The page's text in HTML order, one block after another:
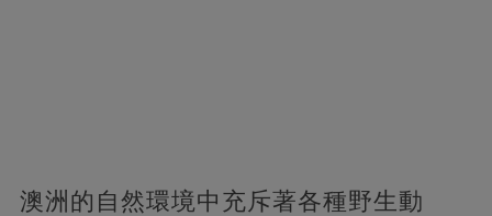
澳洲的自然環境中充斥著各種野生動